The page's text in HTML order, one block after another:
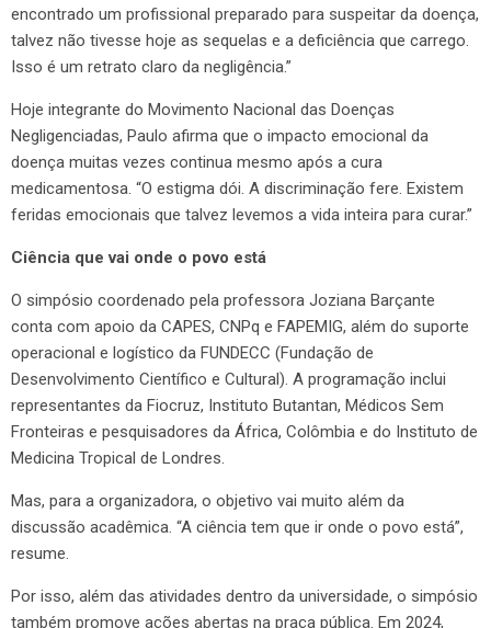
encontrado um profissional preparado para suspeitar da doença,
talvez não tivesse hoje as sequelas e a deficiência que carrego.
Isso é um retrato claro da negligência.”
Hoje integrante do Movimento Nacional das Doenças
Negligenciadas, Paulo afirma que o impacto emocional da
doença muitas vezes continua mesmo após a cura
medicamentosa. “O estigma dói. A discriminação fere. Existem
feridas emocionais que talvez levemos a vida inteira para curar.”
Ciência que vai onde o povo está
O simpósio coordenado pela professora Joziana Barçante
conta com apoio da CAPES, CNPq e FAPEMIG, além do suporte
operacional e logístico da FUNDECC (Fundação de
Desenvolvimento Científico e Cultural). A programação inclui
representantes da Fiocruz, Instituto Butantan, Médicos Sem
Fronteiras e pesquisadores da África, Colômbia e do Instituto de
Medicina Tropical de Londres.
Mas, para a organizadora, o objetivo vai muito além da
discussão acadêmica. “A ciência tem que ir onde o povo está”,
resume.
Por isso, além das atividades dentro da universidade, o simpósio
também promove ações abertas na praça pública. Em 2024,